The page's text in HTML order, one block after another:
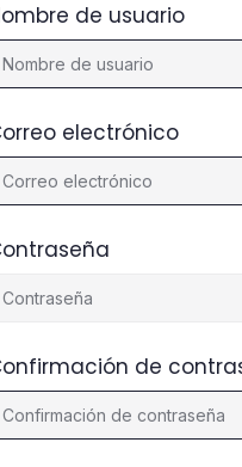
de usuario
electrónico
de